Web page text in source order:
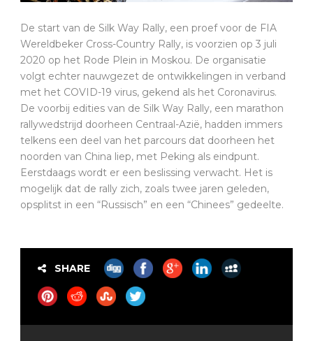
De start van de Silk Way Rally, een proef voor de FIA
Wereldbeker Cross-Country Rally, is voorzien op 3 juli
2020 op het Rode Plein in Moskou. De organisatie
volgt echter nauwgezet de ontwikkelingen in verband
met het COVID-19 virus, gekend als het Coronavirus.
De voorbij edities van de Silk Way Rally, een marathon
rallywedstrijd doorheen Centraal-Azië, hadden immers
telkens een deel van het parcours dat doorheen het
noorden van China liep, met Peking als eindpunt.
Eerstdaags wordt er een beslissing verwacht. Het is
mogelijk dat de rally zich, zoals twee jaren geleden,
opsplitst in een “Russisch” en een “Chinees” gedeelte.
SHARE